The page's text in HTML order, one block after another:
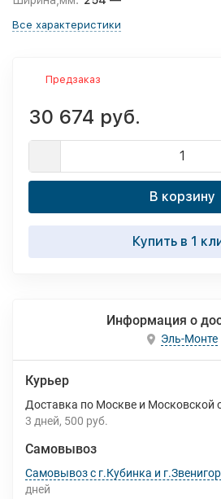
Все характеристики
Предзаказ
30 674 руб.
В корзину
Купить в 1
Информация о
Эль-Монте
Курьер
Доставка по Москве и Московской
3 дней 500 руб.
Самовывоз
Самовывоз с г.Кубинка и
дней